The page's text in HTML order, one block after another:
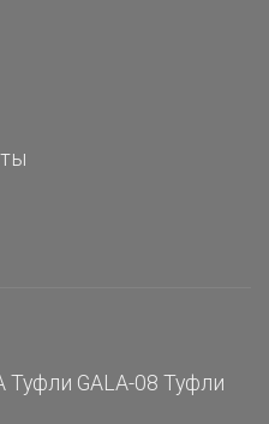
Туфли GALA-08 Туфли